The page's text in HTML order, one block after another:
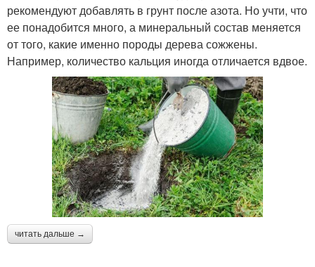
рекомендуют добавлять в грунт после азота. Но учти, что
ее понадобится много, а минеральный состав меняется
от того, какие именно породы дерева сожжены.
Например, количество кальция иногда отличается вдвое.
читать дальше →